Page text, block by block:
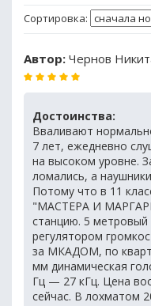
Сортировка:
Автор: Чернов
Достоинства:
Вваливают
7 лет, ежедневно
на высоком уровне.
ломались, а
Потому что в 11
"МАСТЕРА И
станцию. 5
регулятором
за МКАДОМ, по
мм динамическая
Гц — 27 кГц. Цена
сейчас. В лохматом